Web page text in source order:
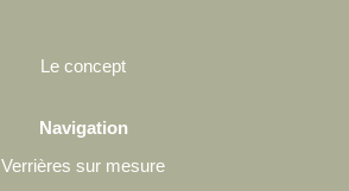
Le concept
Navigation
Verrières sur mesure